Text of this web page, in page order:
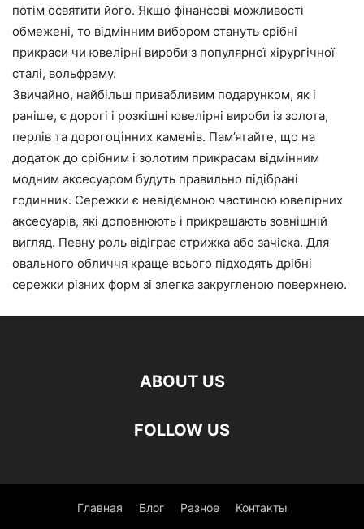
потім освятити його. Якщо фінансові можливості
обмежені, то відмінним вибором стануть срібні
прикраси чи ювелірні вироби з популярної хірургічної
сталі, вольфраму.
Звичайно, найбільш привабливим подарунком, як і
раніше, є дорогі і розкішні ювелірні вироби із золота,
перлів та дорогоцінних каменів. Пам’ятайте, що на
додаток до срібним і золотим прикрасам відмінним
модним аксесуаром будуть правильно підібрані
годинник. Сережки є невід’ємною частиною ювелірних
аксесуарів, які доповнюють і прикрашають зовнішній
вигляд. Певну роль відіграє стрижка або зачіска. Для
овального обличчя краще всього підходять дрібні
сережки різних форм зі злегка закругленою поверхнею.
ABOUT US
FOLLOW US
Главная Блог Разное Контакты